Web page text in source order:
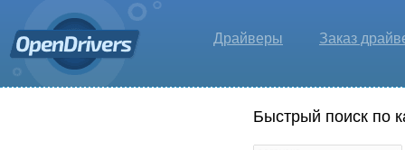
Драйверы Заказ
Быстрый поиск по